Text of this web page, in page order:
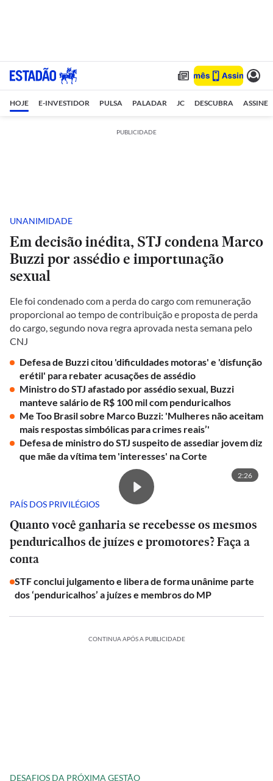
HOJE E-INVESTIDOR PULSA PALADAR JC DESCUBRA ASSINE
PUBLICIDADE
UNANIMIDADE
Em decisão inédita, STJ condena Marco
Buzzi por assédio e importunação
sexual
Ele foi condenado com a perda do cargo com remuneração
proporcional ao tempo de contribuição e proposta de perda
do cargo, segundo nova regra aprovada nesta semana pelo
CNJ
Defesa de Buzzi citou 'dificuldades motoras' e 'disfunção
erétil' para rebater acusações de assédio
Ministro do STJ afastado por assédio sexual, Buzzi
manteve salário de R$ 100 mil com penduricalhos
Me Too Brasil sobre Marco Buzzi: 'Mulheres não aceitam
mais respostas simbólicas para crimes reais’'
Defesa de ministro do STJ suspeito de assediar jovem diz
que mãe da vítima tem 'interesses' na Corte
2:26
PAÍS DOS PRIVILÉGIOS
Quanto você ganharia se recebesse os mesmos
penduricalhos de juízes e promotores? Faça a
conta
STF conclui julgamento e libera de forma unânime parte
dos ‘penduricalhos’ a juízes e membros do MP
CONTINUA APÓS A PUBLICIDADE
DESAFIOS DA PRÓXIMA GESTÃO